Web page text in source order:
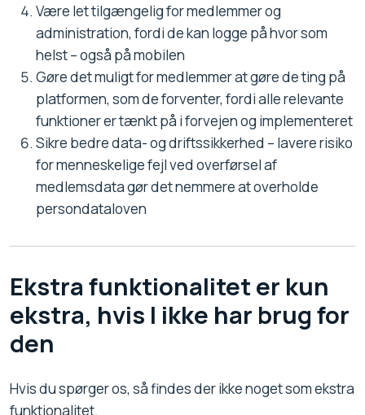
Være let tilgængelig for medlemmer og
administration, fordi de kan logge på hvor som
helst – også på mobilen
Gøre det muligt for medlemmer at gøre de ting på
platformen, som de forventer, fordi alle relevante
funktioner er tænkt på i forvejen og implementeret
Sikre bedre data- og driftssikkerhed – lavere risiko
for menneskelige fejl ved overførsel af
medlemsdata gør det nemmere at overholde
persondataloven
Ekstra funktionalitet er kun
ekstra, hvis I ikke har brug for
den
Hvis du spørger os, så findes der ikke noget som ekstra
funktionalitet.